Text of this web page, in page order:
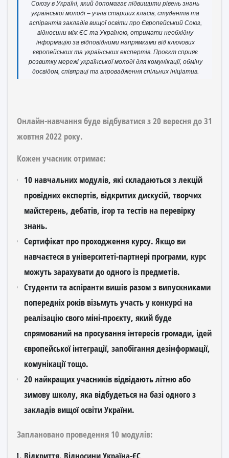
Союзу в Україні, який допомагає підвищити рівень знань
української молоді – учнів старших класів, студентів та
аспірантів закладів вищої освіти про Європейський Союз,
відносини між ЄС та Україною, отримати необхідну
інформацію за відповідними напрямками від ключових
європейських та українських експертів. Проєкт сприяє
розвитку мережі української молоді для комунікації, обміну
досвідом, співпраці та впровадження спільних ініціатив.
Онлайн-навчання буде відбуватисяз 20 вересня до 31
жовтня 2022 року.
Кожен учасник отримає:
10 навчальних модулів, які складаються з лекцій
провідних експертів, відкритих дискусій, творчих
майстерень, дебатів, ігор та тестів на перевірку
знань.
Сертифікат про проходження курсу. Якщо ви
навчаєтеся в університеті-партнері програми, курс
можуть зарахувати до одного із предметів.
Студенти та аспіранти вишів разом з випускниками
попередніх років візьмуть участь у конкурсі на
реалізацію свого міні-проєкту, який буде
спрямований на просування інтересів громади, ідей
європейської інтеграції, запобігання дезінформації,
комунікації тощо.
20 найкращих учасників відвідають літню або
зимову школу, яка відбудеться на базі одного з
закладів вищої освіти України.
Заплановано проведення 10 модулів:
Відкриття. Відносини Україна-ЄС